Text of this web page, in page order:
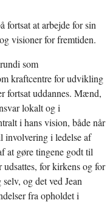
fortsat at arbejde for sin
visioner for fremtiden.
som
kraftcentre for udvikling
fortsat uddannes. Mænd,
lokalt og i
i hans vision, både når
involvering i ledelse af
at gøre tingene godt til
for kirkens og for
og det ved Jean
fra opholdet i